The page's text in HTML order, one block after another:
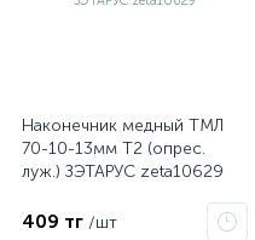
Наконечник медный ТМЛ
70-10-13мм Т2 (опрес.
луж.) ЗЭТАРУС zeta10629
409 тг /шт